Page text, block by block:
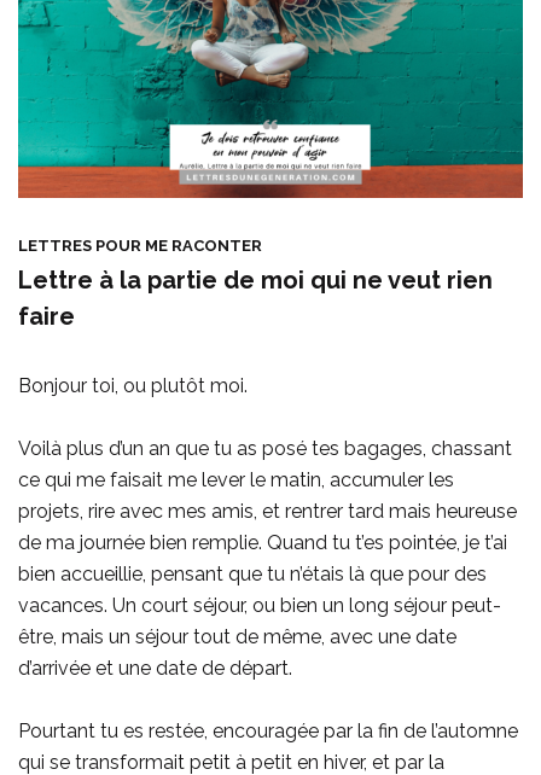
LETTRES POUR ME RACONTER
Lettre à la partie de moi qui ne veut rien
faire
Bonjour toi, ou plutôt moi.
Voilà plus d’un an que tu as posé tes bagages, chassant
ce qui me faisait me lever le matin, accumuler les
projets, rire avec mes amis, et rentrer tard mais heureuse
de ma journée bien remplie. Quand tu t’es pointée, je t’ai
bien accueillie, pensant que tu n’étais là que pour des
vacances. Un court séjour, ou bien un long séjour peut-
être, mais un séjour tout de même, avec une date
d’arrivée et une date de départ.
Pourtant tu es restée, encouragée par la fin de l’automne
qui se transformait petit à petit en hiver, et par la